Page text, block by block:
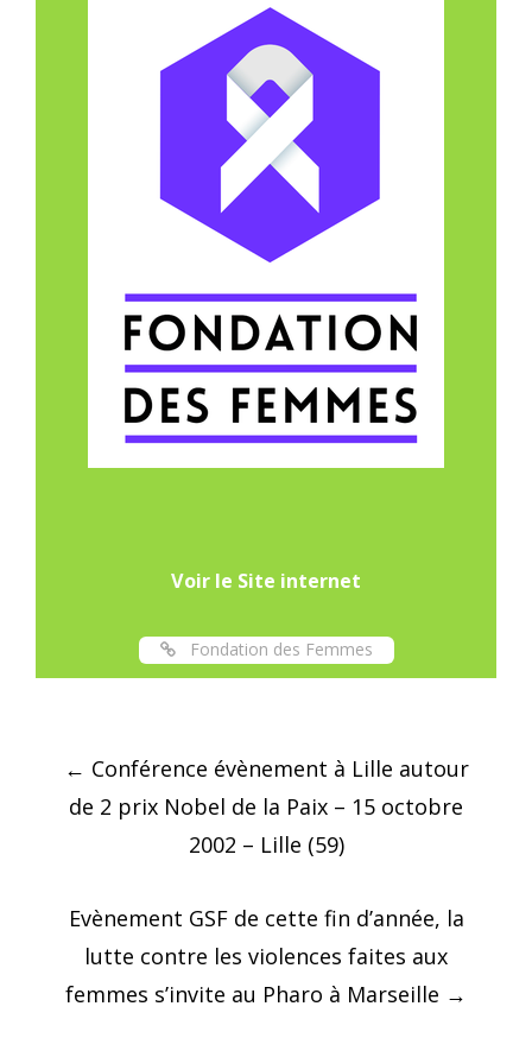
Voir le Site internet
Fondation des Femmes
Post
navigation
← Conférence évènement à Lille autour
de 2 prix Nobel de la Paix – 15 octobre
2002 – Lille (59)
Evènement GSF de cette fin d’année, la
lutte contre les violences faites aux
femmes s’invite au Pharo à Marseille →